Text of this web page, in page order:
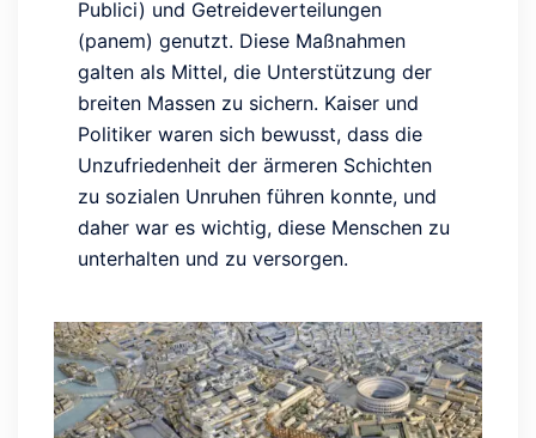
Publici) und Getreideverteilungen
(panem) genutzt. Diese Maßnahmen
galten als Mittel, die Unterstützung der
breiten Massen zu sichern. Kaiser und
Politiker waren sich bewusst, dass die
Unzufriedenheit der ärmeren Schichten
zu sozialen Unruhen führen konnte, und
daher war es wichtig, diese Menschen zu
unterhalten und zu versorgen.